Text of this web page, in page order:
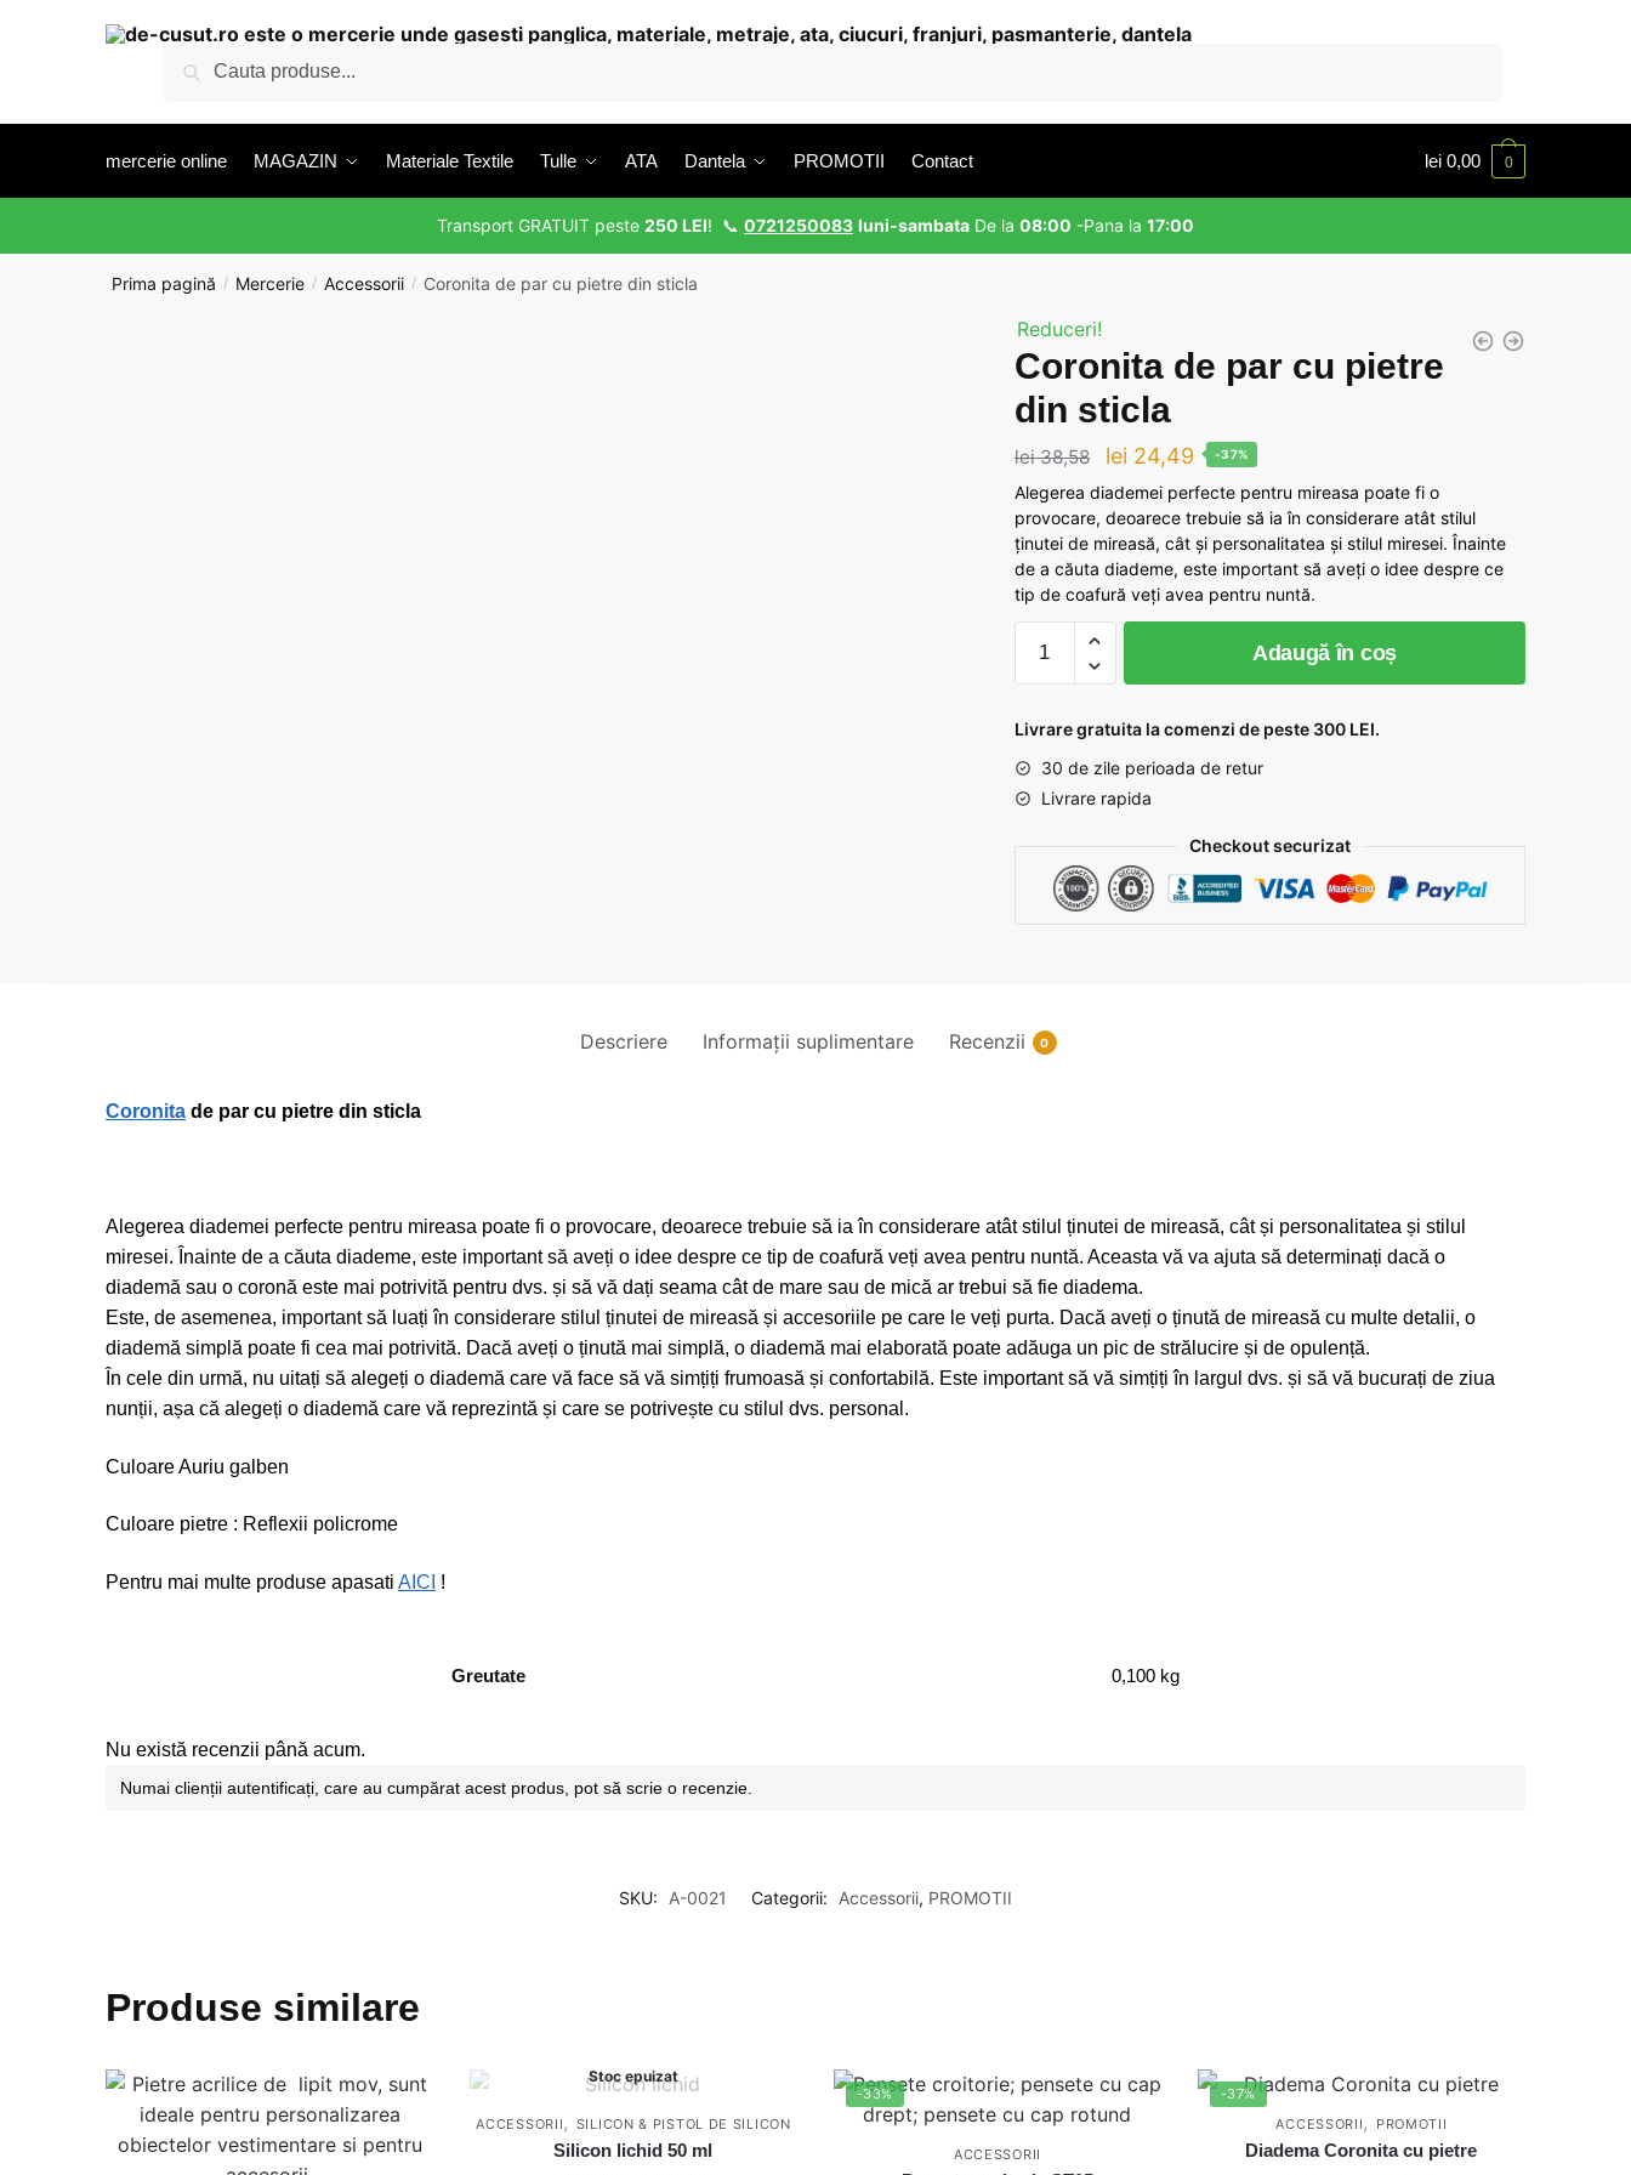
după:
Caută
mercerie online MAGAZIN Materiale Textile Tulle ATA Dantela PROMOTII Contact lei 0,00 0
Transport GRATUIT peste 250 LEI! 📞 0721250083 luni-sambata De la 08:00 -Pana la 17:00
Prima pagină / Mercerie / Accessorii / Coronita de par cu pietre din sticla
Reduceri!
Coronita de par cu pietre
din sticla
lei38,58
Prețul
inițial
a
fost:
lei 38,58.
lei24,49Prețul
curent
este:
lei 24,49.
-37%
Alegerea diademei perfecte pentru mireasa poate fi o
provocare, deoarece trebuie să ia în considerare atât stilul
ținutei de mireasă, cât și personalitatea și stilul miresei. Înainte
de a căuta diademe, este important să aveți o idee despre ce
tip de coafură veți avea pentru nuntă.
Cantitate
Coronita
par
cu
pietre
Adaugă în coș
Livrare gratuita la comenzi de peste 300 LEI.
30 de zile perioada de retur
Livrare rapida
Checkout securizat
Descriere Informații suplimentare Recenzii 0
Coronita de par cu pietre din sticla
Alegerea diademei perfecte pentru mireasa poate fi o provocare, deoarece trebuie să ia în considerare atât stilul ținutei de mireasă, cât și personalitatea și stilul
miresei. Înainte de a căuta diademe, este important să aveți o idee despre ce tip de coafură veți avea pentru nuntă. Aceasta vă va ajuta să determinați dacă o
diademă sau o coronă este mai potrivită pentru dvs. și să vă dați seama cât de mare sau de mică ar trebui să fie diadema.
Este, de asemenea, important să luați în considerare stilul ținutei de mireasă și accesoriile pe care le veți purta. Dacă aveți o ținută de mireasă cu multe detalii, o
diademă simplă poate fi cea mai potrivită. Dacă aveți o ținută mai simplă, o diademă mai elaborată poate adăuga un pic de strălucire și de opulență.
În cele din urmă, nu uitați să alegeți o diademă care vă face să vă simțiți frumoasă și confortabilă. Este important să vă simțiți în largul dvs. și să vă bucurați de ziua
nunții, așa că alegeți o diademă care vă reprezintă și care se potrivește cu stilul dvs. personal.
Culoare Auriu galben
Culoare pietre : Reflexii policrome
Pentru mai multe produse apasatiAICI !
Greutate 0,100 kg
Nu există recenzii până acum.
Numai clienții autentificați, care au cumpărat acest produs, pot să scrie o recenzie.
SKU: A-0021 Categorii: Accessorii, PROMOTII
Produse similare
Stoc epuizat
ACCESSORII, SILICON & PISTOL DE SILICON
Silicon lichid 50 ml
-33%
ACCESSORII
-37%
ACCESSORII, PROMOTII
Diadema Coronita cu pietre